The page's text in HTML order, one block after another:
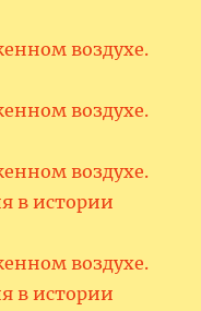
воздухе.
воздухе.
воздухе.
в истории
воздухе.
в истории